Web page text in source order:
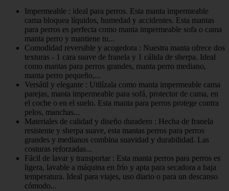
Impermeable : ideal para perros. Esta manta impermeable
cama bloquea líquidos, humedad y accidentes. Esta mantas
para perros es perfecta como manta impermeable sofa o cama
manta perro y mantiene tu...
Comodidad reversible y acogedora : Nuestra manta ofrece dos
texturas - 1 cara suave de franela y 1 cálida de sherpa. Ideal
como mantas para perros grandes, manta perro mediano,
manta perro pequeño,...
Versátil y elegante : Utilízala como manta impermeable cama
parejas, manta impermeable para sofá, protector de cama, en
el coche o en el suelo. Esta manta para perros protege contra
pelos, manchas...
Materiales de calidad y diseño duradero : Hecha de franela
resistente y sherpa suave, esta mantas perros para perros
grandes y medianos combina suavidad y durabilidad. Las
costuras reforzadas...
Fácil de lavar y transportar : Esta manta perros para perros es
ligera, lavable a máquina en frío y apta para secadora a baja
temperatura. Ideal para viajes, uso diario o para un descanso
cómodo...